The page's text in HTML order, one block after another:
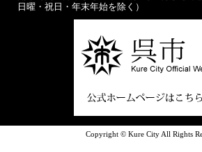
日曜・祝日・年末年始を除く）
Copyright © Kure City All Rights